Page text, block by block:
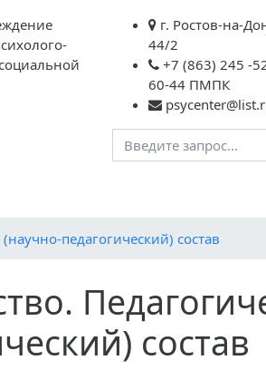
г. Ростов-на-
44/2
+7 (863) 245 -
60-44 ПМПК
педагогический) состав
состав